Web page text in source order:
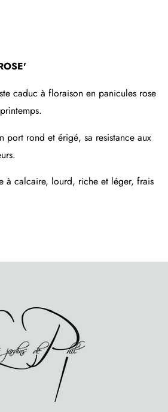
caduc à floraison en panicules rose
port rond et érigé, sa resistance aux
à calcaire, lourd, riche et léger, frais